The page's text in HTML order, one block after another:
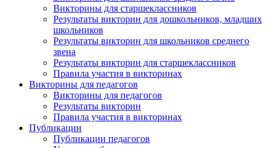
Викторины для старшеклассников
Результаты викторин для дошкольников, младших
школьников
Результаты викторин для школьников среднего
звена
Результаты викторин для старшеклассников
Правила участия в викторинах
Викторины для педагогов
Викторины для педагогов
Результаты викторин
Правила участия в викторинах
Публикации
Публикации педагогов
Организация